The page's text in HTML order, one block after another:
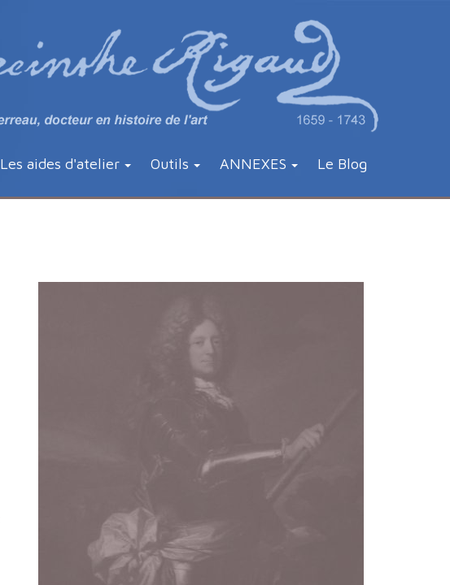
Les aides d'atelier Outils ANNEXES Le Blog